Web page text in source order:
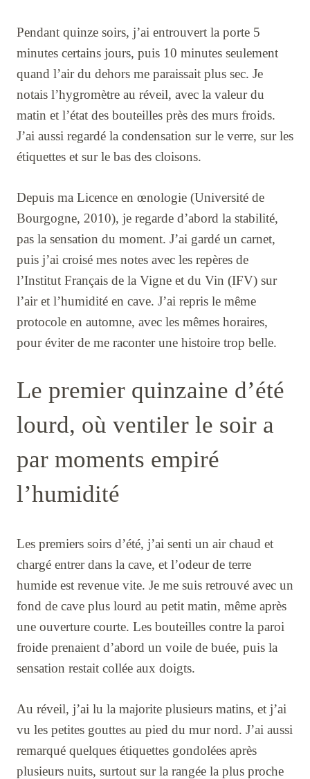
Pendant quinze soirs, j’ai entrouvert la porte 5
minutes certains jours, puis 10 minutes seulement
quand l’air du dehors me paraissait plus sec. Je
notais l’hygromètre au réveil, avec la valeur du
matin et l’état des bouteilles près des murs froids.
J’ai aussi regardé la condensation sur le verre, sur les
étiquettes et sur le bas des cloisons.
Depuis ma Licence en œnologie (Université de
Bourgogne, 2010), je regarde d’abord la stabilité,
pas la sensation du moment. J’ai gardé un carnet,
puis j’ai croisé mes notes avec les repères de
l’Institut Français de la Vigne et du Vin (IFV) sur
l’air et l’humidité en cave. J’ai repris le même
protocole en automne, avec les mêmes horaires,
pour éviter de me raconter une histoire trop belle.
Le premier quinzaine d’été
lourd, où ventiler le soir a
par moments empiré
l’humidité
Les premiers soirs d’été, j’ai senti un air chaud et
chargé entrer dans la cave, et l’odeur de terre
humide est revenue vite. Je me suis retrouvé avec un
fond de cave plus lourd au petit matin, même après
une ouverture courte. Les bouteilles contre la paroi
froide prenaient d’abord un voile de buée, puis la
sensation restait collée aux doigts.
Au réveil, j’ai lu la majorite plusieurs matins, et j’ai
vu les petites gouttes au pied du mur nord. J’ai aussi
remarqué quelques étiquettes gondolées après
plusieurs nuits, surtout sur la rangée la plus proche